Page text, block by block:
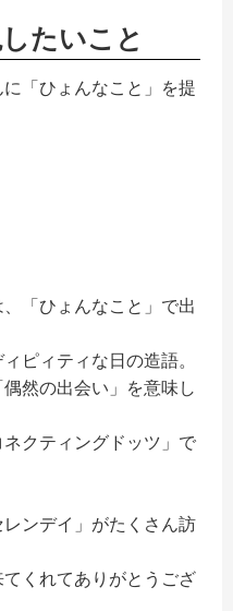
たいこと
「ひょんなこと」を提
「ひょんなこと」で出
ピィティな日の造語。
然の出会い」を意味し
クティングドッツ」で
ンデイ」がたくさん訪
くれてありがとうござ